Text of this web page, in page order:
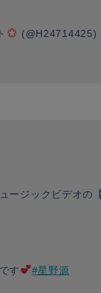
(@H24714425)
ージックビデオの
す #星野源